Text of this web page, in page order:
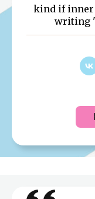
kind if inner
writing